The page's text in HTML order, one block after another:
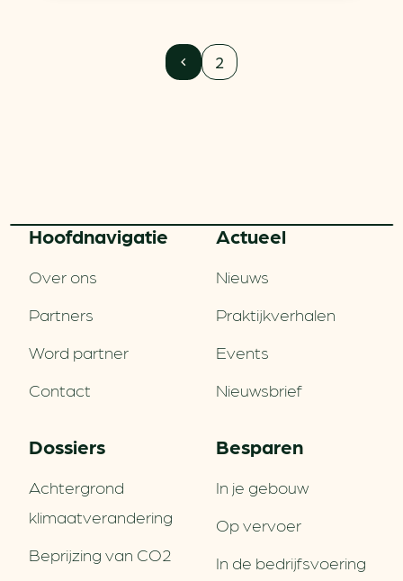
2
Hoofd­navigatie
Over ons
Partners
Word partner
Contact
Actueel
Nieuws
Praktijkverhalen
Events
Nieuwsbrief
Dossiers
Achtergrond
klimaatverandering
Beprijzing van CO2
Besparen
In je gebouw
Op vervoer
In de bedrijfsvoering